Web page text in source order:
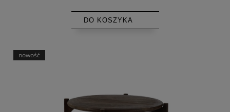
DO KOSZYKA
nowość